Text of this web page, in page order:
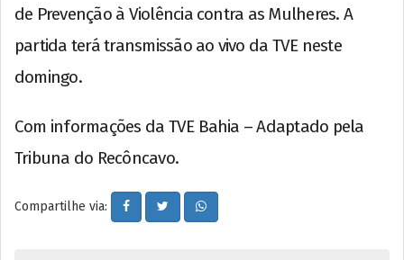
de Prevenção à Violência contra as Mulheres. A
partida terá transmissão ao vivo da TVE neste
domingo.
Com informações da TVE Bahia – Adaptado pela
Tribuna do Recôncavo.
Compartilhe via: